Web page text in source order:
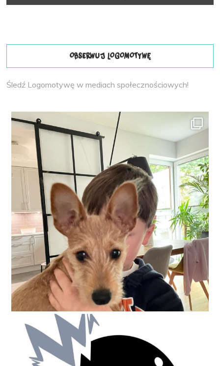
OBSERWUJ LOGOMOTYWĘ
Śledź Logomotywę w mediach społecznościowych!